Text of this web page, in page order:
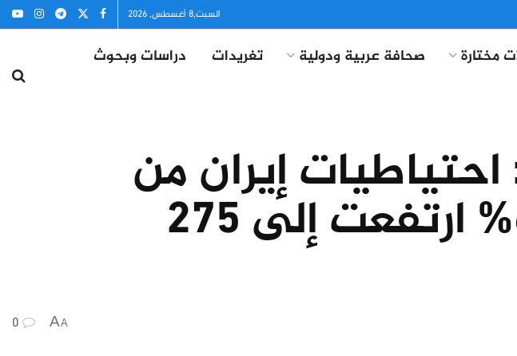
السبت,8 أغسطس, 2026
مختارة صحافة عربية ودولية تغريدات
دراسات وبحوث
احتياطيات إيران من
اليورانيوم المخصب بنسبة 60% ارتفعت إلى 275
A
A